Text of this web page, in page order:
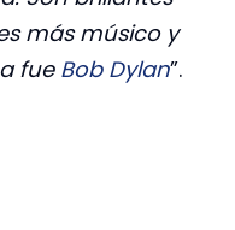
más músico y
fue Bob Dylan”.